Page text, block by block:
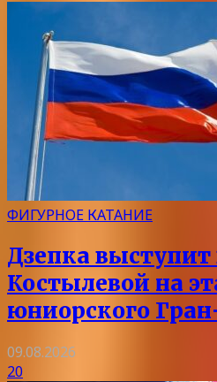
ФИГУРНОЕ КАТАНИЕ
Дзепка выступит
Костылевой на
юниорского
09.08.2026
20